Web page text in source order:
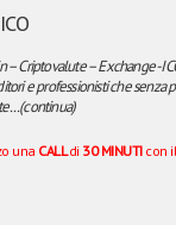
Criptovalute – Exchange -
e professionisti che
una CALLdi30 MINUTIcon